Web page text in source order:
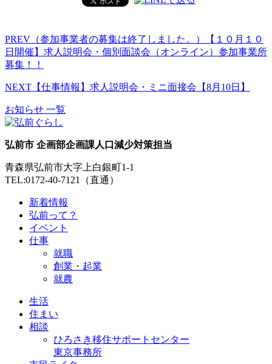
PREV （参加事業者の募集は終了しました。）【１０月１０
日開催】求人説明会・個別面談会（オンライン）参加事業所
募集！！
NEXT 【仕事情報】求人説明会・ミニ面接会【8月10日】
お知らせ 一覧
弘前市 企画部企画課人口減少対策担当
青森県弘前市大字上白銀町1-1
TEL:0172-40-7121（直通）
新着情報
弘前って？
イベント
仕事
就職
創業・起業
就農
生活
住まい
相談
ひろさき移住サポートセンター
東京事務所